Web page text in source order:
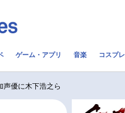
ゲーム・アプリ 音楽 コスプレ
声優に木下浩之ら